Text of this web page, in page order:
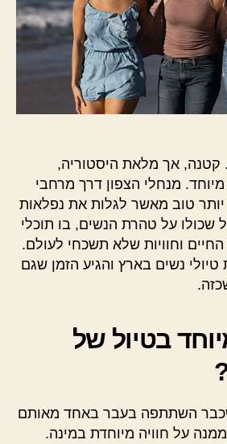
קטנה, אך מלאת היסטוריה,
מנחלי הצפון דרך מרחבי
טוב מאשר לגלות את נפלאות
שכולו על טהרת הנשים, בו תוכלי
וחוויות שלא תשכחי לעולם.
נשים בארץ והגיע הזמן שגם
בטיול של
השתתפה בעבר באחד מאותם
על חוויה מיוחדת במינה.